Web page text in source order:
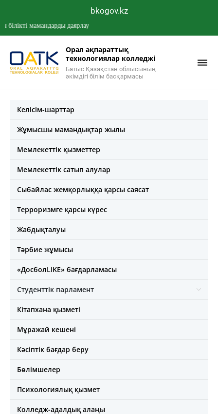
bkogov.kz
мамандарды даярлау
Орал ақпараттық
технологиялар колледжі
Батыс Қазақстан облысының
әкімдігі білім басқармасы
Келісім-шарттар
Жұмысшы мамандықтар жылы
Мемлекеттік қызметтер
Мемлекеттік сатып алулар
Сыбайлас жемқорлыққа қарсы саясат
Терроризмге қарсы күрес
Жабдықталуы
Тәрбие жұмысы
«ДосболLIKE» бағдарламасы
Студенттік парламент
Кітапхана қызметі
Мұражай кешені
Кәсіптік бағдар беру
Бөлімшелер
Психологиялық қызмет
Колледж-адалдық алаңы